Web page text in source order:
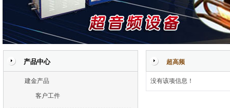
超高频
没有该项信息！
产品中心
建金产品
客户工件